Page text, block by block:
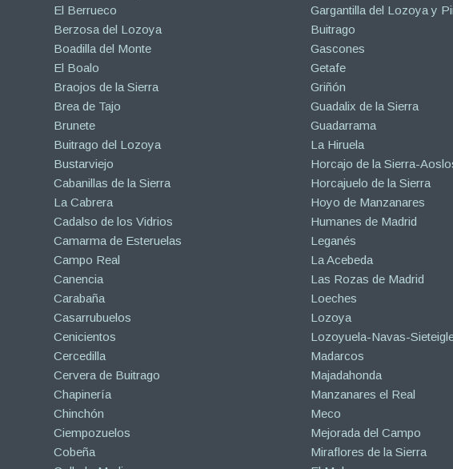
El Berrueco
Berzosa del Lozoya
Boadilla del Monte
El Boalo
Braojos de la Sierra
Brea de Tajo
Brunete
Buitrago del Lozoya
Bustarviejo
Cabanillas de la Sierra
La Cabrera
Cadalso de los Vidrios
Camarma de Esteruelas
Campo Real
Canencia
Carabaña
Casarrubuelos
Cenicientos
Cercedilla
Cervera de Buitrago
Chapinería
Chinchón
Ciempozuelos
Cobeña
Gargantilla del Lozoya y
Buitrago
Gascones
Getafe
Griñón
Guadalix de la Sierra
Guadarrama
La Hiruela
Horcajo de la Sierra-
Horcajuelo de la Sierra
Hoyo de Manzanares
Humanes de Madrid
Leganés
La Acebeda
Las Rozas de Madrid
Loeches
Lozoya
Lozoyuela-Navas-
Madarcos
Majadahonda
Manzanares el Real
Meco
Mejorada del Campo
Miraflores de la Sierra